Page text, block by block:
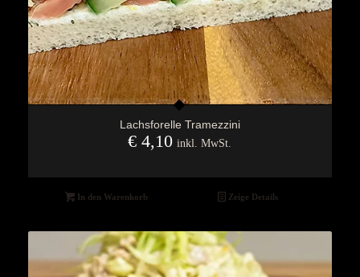
Lachsforelle Tramezzini
€ 4,10 inkl. MwSt.
In den Warenkorb Zeige Details